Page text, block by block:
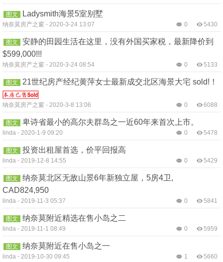
图文 Ladysmith海景5室别墅
纳奈莫房产之窗 - 2020-3-24 13:07 5430
0
图文
安静的田园生活在这里，没有外国买家税，最新降价到
$599,000!!!
纳奈莫房产之窗 - 2020-3-24 08:54 5133
0
图文 21世纪房产经纪黄萍女士最新成交北区海景大宅 sold!！
纳奈莫房产之窗 - 2020-3-8 13:06 6088
0
图文 卑诗省最小的高尔夫群岛之一近60年来首次上市。
linda - 2020-1-9 09:20 5478
0
图文 投资出租屋首选，价平回报高
linda - 2019-12-8 14:55 5429
0
图文
纳奈莫北区无敌山景6年新独立屋，5房4卫,
CAD824,950
linda - 2019-11-3 05:37 5841
0
图文 纳奈莫附近精选在售小岛之二
linda - 2019-11-1 08:49 5959
0
图文 纳奈莫附近在售小岛之一
linda - 2019-10-30 09:45 5660
1